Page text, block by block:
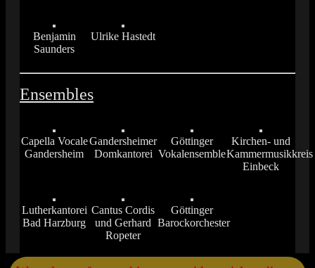
Benjamin
Saunders
Ulrike Hastedt
Ensembles
Capella Vocale
Gandersheim
Gandersheimer
Domkantorei
Göttinger
Vokalensemble
Kirchen- und
Kammermusikkreis
Einbeck
Lutherkantorei
Bad Harzburg
Cantus Cordis
und Gerhard
Ropeter
Göttinger
Barockorchester
Scroll